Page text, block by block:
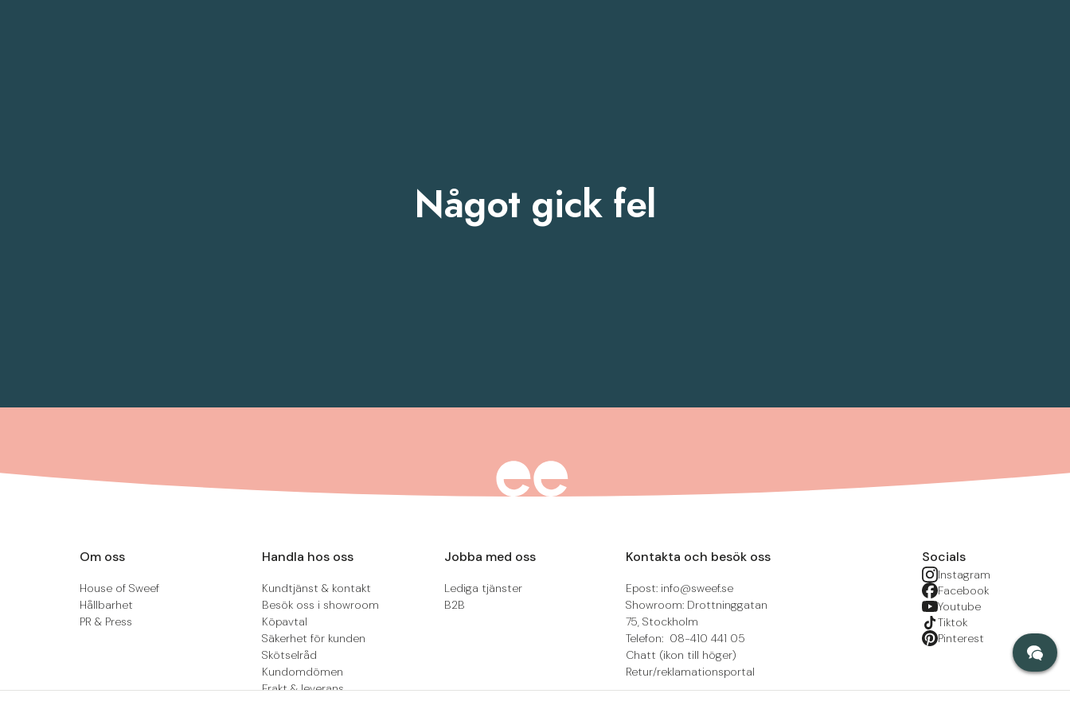
Något gick fel
Om oss
House of Sweef
Hållbarhet
PR & Press
Handla hos oss
Kundtjänst & kontakt
Besök oss i showroom
Köpavtal
Säkerhet för kunden
Skötselråd
Kundomdömen
Frakt & leverans
Jobba med oss
Lediga tjänster
B2B
Kontakta och besök oss
Epost: info@sweef.se
Showroom: Drottninggatan
75, Stockholm
Telefon: 08-410 441 05
Chatt (ikon till höger)
Retur/reklamationsportal
Socials
Instagram
Facebook
Youtube
Tiktok
Pinterest